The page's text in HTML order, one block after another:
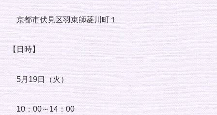
京都市伏見区羽束師菱川町１
【日時】
5月19日（火）
10：00～14：00